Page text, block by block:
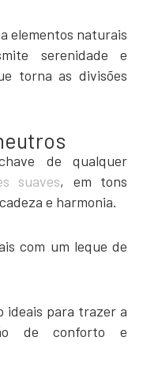
elementos naturais
serenidade e
torna as divisões
de qualquer
suaves, em tons
e harmonia.
com um leque de
ideais para trazer a
de conforto e